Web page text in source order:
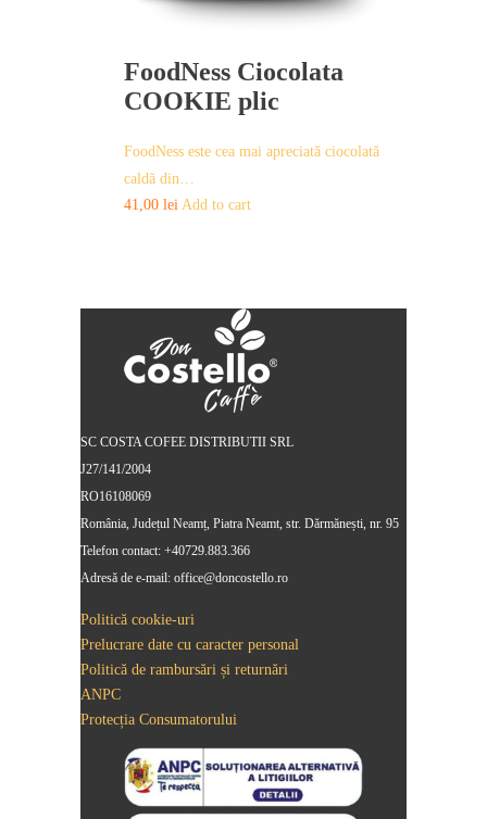
FoodNess Ciocolata
COOKIE plic
FoodNess este cea mai apreciată ciocolată
caldă din…
41,00 lei Add to cart
SC COSTA COFEE DISTRIBUTII SRL
J27/141/2004
RO16108069
România, Județul Neamț, Piatra Neamt, str. Dărmănești, nr. 95
Telefon contact: +40729.883.366
Adresă de e-mail: office@doncostello.ro
Politică cookie-uri
Prelucrare date cu caracter personal
Politică de rambursări și returnări
ANPC
Protecția Consumatorului